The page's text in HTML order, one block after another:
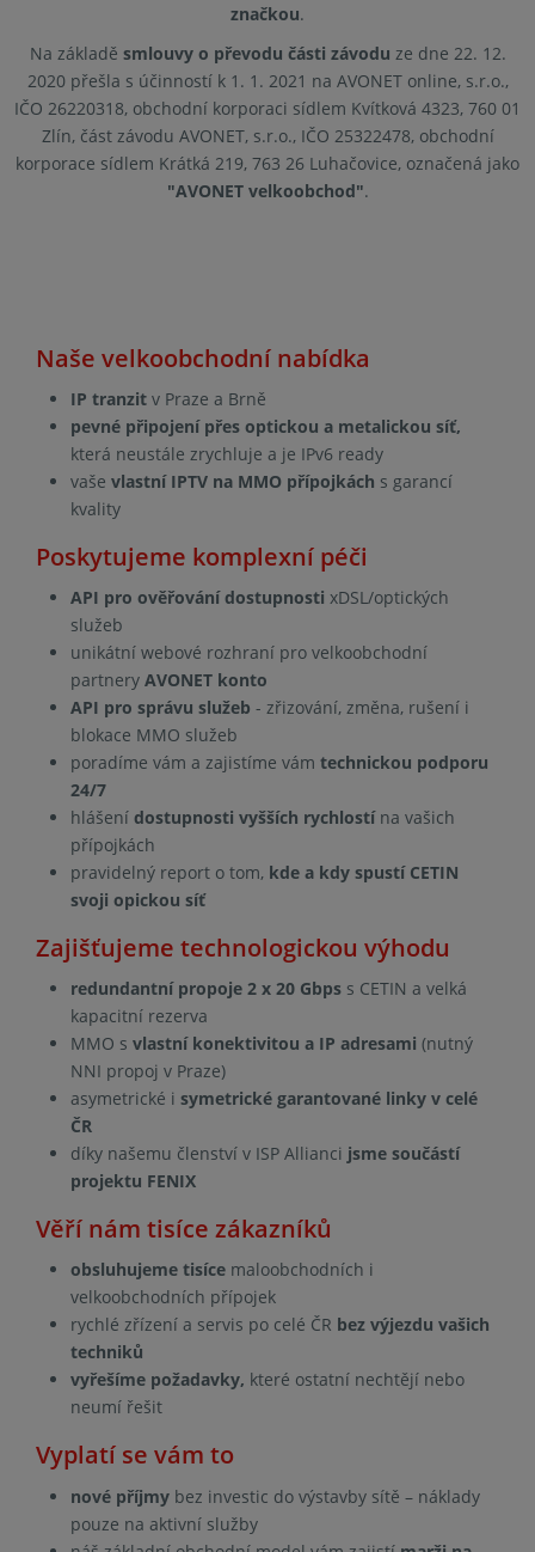
značkou.
Na základě smlouvy o převodu části závodu ze dne 22. 12.
2020 přešla s účinností k 1. 1. 2021 na AVONET online, s.r.o.,
IČO 26220318, obchodní korporaci sídlem Kvítková 4323, 760 01
Zlín, část závodu AVONET, s.r.o., IČO 25322478, obchodní
korporace sídlem Krátká 219, 763 26 Luhačovice, označená jako
"AVONET velkoobchod".
Naše velkoobchodní nabídka
IP tranzit v Praze a Brně
pevné připojení přes optickou a metalickou síť,
která neustále zrychluje a je IPv6 ready
vaševlastní IPTV na MMO přípojkách s garancí
kvality
Poskytujeme komplexní péči
API pro ověřování dostupnosti xDSL/optických
služeb
unikátní webové rozhraní pro velkoobchodní
partneryAVONET konto
API pro správu služeb - zřizování, změna, rušení i
blokace MMO služeb
poradíme vám a zajistíme vámtechnickou podporu
24/7
hlášenídostupnosti vyšších rychlostína vašich
přípojkách
pravidelný report o tom, kde a kdy spustí CETIN
svoji opickou síť
Zajišťujeme technologickou výhodu
redundantní propoje 2 x 20 Gbps s CETIN a velká
kapacitní rezerva
MMO svlastní konektivitou a IP adresami (nutný
NNI propoj v Praze)
asymetrické isymetrické garantované linky v celé
ČR
díky našemu členství v ISP Allianci jsme součástí
projektu FENIX
Věří nám tisíce zákazníků
obsluhujeme tisíce maloobchodních i
velkoobchodních přípojek
rychlé zřízení a servis po celé ČR bez výjezdu vašich
techniků
vyřešíme požadavky, které ostatní nechtějí nebo
neumí řešit
Vyplatí se vám to
nové příjmy bez investic do výstavby sítě – náklady
pouze na aktivní služby